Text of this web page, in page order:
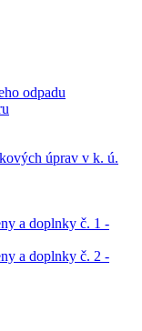
odpadu
úprav v k. ú.
a doplnky č. 1 -
a doplnky č. 2 -